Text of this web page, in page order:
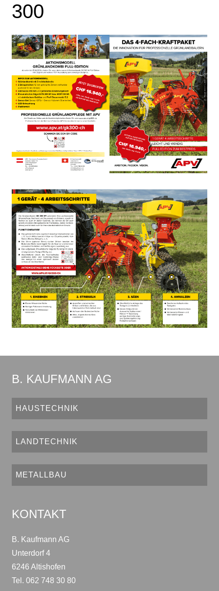
300
B. KAUFMANN AG
HAUSTECHNIK
LANDTECHNIK
METALLBAU
KONTAKT
B. Kaufmann AG
Unterdorf 4
6246 Altishofen
Tel. 062 748 30 80